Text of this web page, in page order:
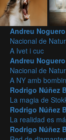
Andreu
Nacional de
A Ivet i cuc
Andreu
Nacional de
A NY amb bombin
Rodrigo Núñez
La magia de
Rodrigo Núñez
La realidad es
Rodrigo Núñez